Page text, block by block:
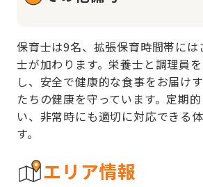
保育士は9名、拡張保育時間帯には
士が加わります。栄養士と調理員
し、安全で健康的な食事をお届け
たちの健康を守っています。定期
い、非常時にも適切に対応できる
す。
エリア情報